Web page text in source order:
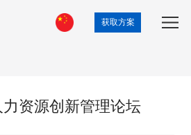
获取方案
资源创新管理论坛